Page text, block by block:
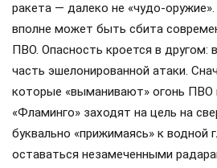
ракета — далеко не «чудо-
вполне может быть сбита
ПВО. Опасность кроется в другом:
часть эшелонированной атаки.
которые «выманивают» огонь ПВО
«Фламинго» заходят на цель на
буквально «прижимаясь» к водной
оставаться незамеченными